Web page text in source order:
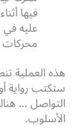
فيها
عليه
هذه العملية
ستكتب رواية
التواصل …
الأسلوب.